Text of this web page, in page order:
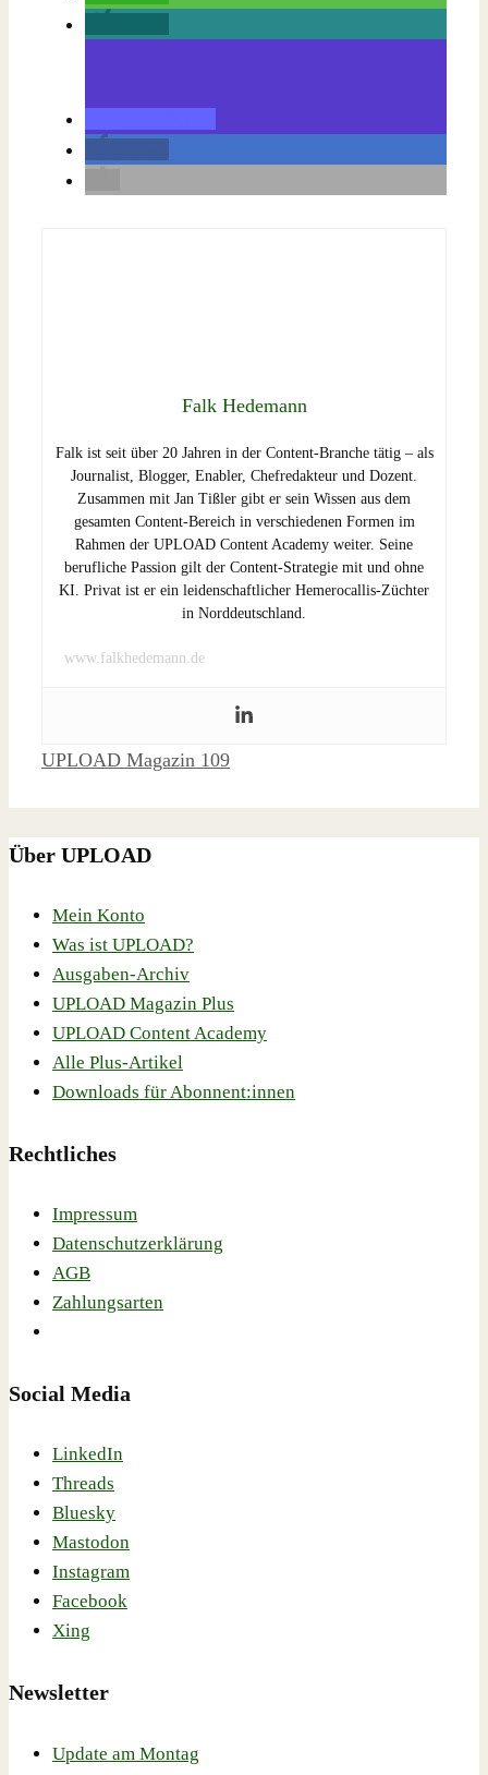
Falk Hedemann
Falk ist seit über 20 Jahren in der Content-Branche tätig – als
Journalist, Blogger, Enabler, Chefredakteur und Dozent.
Zusammen mit Jan Tißler gibt er sein Wissen aus dem
gesamten Content-Bereich in verschiedenen Formen im
Rahmen der UPLOAD Content Academy weiter. Seine
berufliche Passion gilt der Content-Strategie mit und ohne
KI. Privat ist er ein leidenschaftlicher Hemerocallis-Züchter
in Norddeutschland.
www.falkhedemann.de
Schlagwörter
UPLOAD Magazin 109
Über UPLOAD
Mein Konto
Was ist UPLOAD?
Ausgaben-Archiv
UPLOAD Magazin Plus
UPLOAD Content Academy
Alle Plus-Artikel
Downloads für Abonnent:innen
Rechtliches
Impressum
Datenschutzerklärung
AGB
Zahlungsarten
Social Media
LinkedIn
Threads
Bluesky
Mastodon
Instagram
Facebook
Xing
Newsletter
Update am Montag